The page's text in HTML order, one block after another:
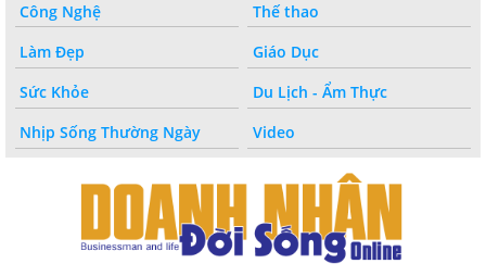
Công Nghệ
Thế thao
Làm Đẹp
Giáo Dục
Sức Khỏe
Du Lịch - Ẩm Thực
Nhịp Sống Thường Ngày
Video